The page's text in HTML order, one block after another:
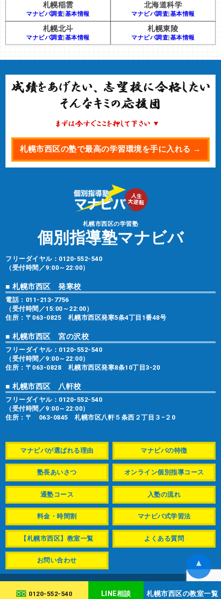
0120-552-540 LINE相談 札幌市西区の教室一覧
札幌稲雲
マナビバ調査 基本情報
北海道科学
マナビバ調査 基本情報
札幌北斗
マナビバ調査 基本情報
札幌東陵
マナビバ調査 基本情報
札幌市西区の塾で最高の学習環境を手に入れる →
札幌市西区の学習塾
個別指導塾マナビバ
フリーダイヤル： 0120-552-540
（受付時間／9:00～22:00）
■ 札幌市西区 発寒校
電話： 011-213-7756
（受付時間／15:00～22:00）
住所：〒063-0825 札幌市西区発寒5条4丁目1番48号
■ 札幌市西区 宮の沢校
フリーダイヤル： 0120-552-540
（受付時間／9:00～22:00）
住所：〒063-0828 札幌市西区発寒8条10丁目3-20
■ 札幌市西区 八軒校
フリーダイヤル： 0120-552-540
（受付時間／9:00～22:00）
住所：〒 063-0845 札幌市区八軒５条西２丁目３−２0
マナビバが選ばれる理由 マナビバの特徴
塾長あいさつ オンライン個別指導コース
通塾コース 入塾の流れ
料金・時間割 マナビバ式学習法
【札幌市西区】教室一覧 よくある質問
お問い合わせ ▲